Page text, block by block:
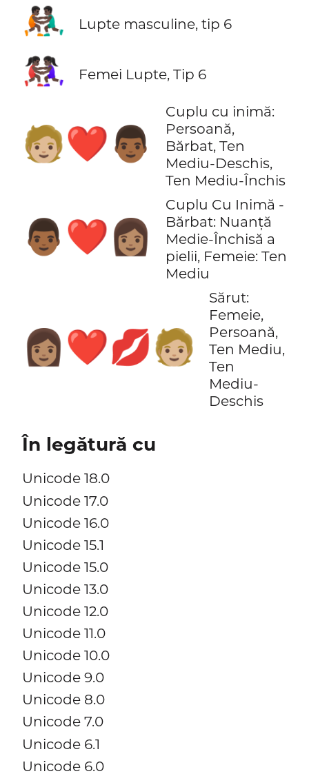
🤼🏿‍♂️ Lupte masculine, tip 6
🤼🏿‍♀️ Femei Lupte, Tip 6
🧑🏼‍❤️‍👨🏾
Cuplu cu inimă:
Persoană,
Bărbat, Ten
Mediu-Deschis,
Ten Mediu-Închis
👨🏾‍❤️‍👩🏽
Cuplu Cu Inimă -
Bărbat: Nuanță
Medie-Închisă a
pielii, Femeie: Ten
Mediu
👩🏽‍❤️‍💋‍🧑🏼
Sărut:
Femeie,
Persoană,
Ten Mediu,
Ten
Mediu-
Deschis
În legătură cu
Unicode 18.0
Unicode 17.0
Unicode 16.0
Unicode 15.1
Unicode 15.0
Unicode 13.0
Unicode 12.0
Unicode 11.0
Unicode 10.0
Unicode 9.0
Unicode 8.0
Unicode 7.0
Unicode 6.1
Unicode 6.0